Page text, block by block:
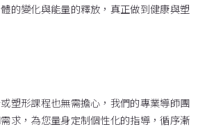
的變化與能量的釋放，真正做到健康與塑
塑形課程也無需擔心，我們的專業導師團
求，為您量身定制個性化的指導，循序漸